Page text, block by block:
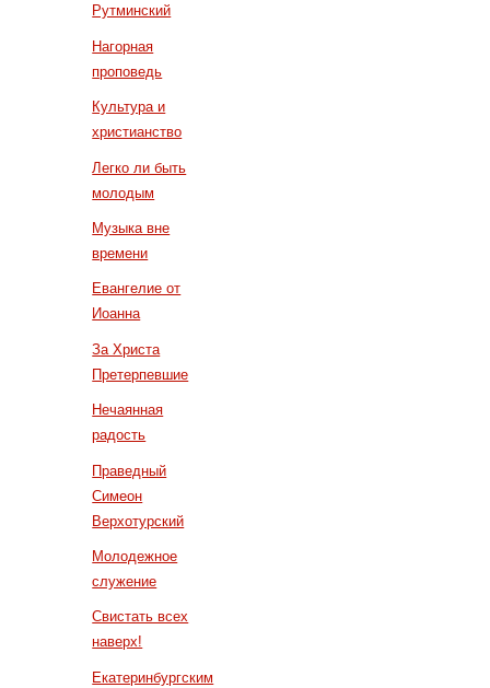
Рутминский
Нагорная
проповедь
Культура и
христианство
Легко ли быть
молодым
Музыка вне
времени
Евангелие от
Иоанна
За Христа
Претерпевшие
Нечаянная
радость
Праведный
Симеон
Верхотурский
Молодежное
служение
Свистать всех
наверх!
Екатеринбургским